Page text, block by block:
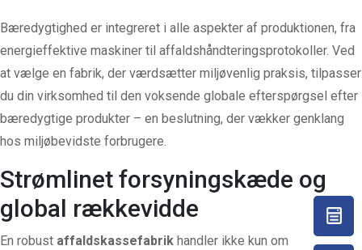
Bæredygtighed er integreret i alle aspekter af produktionen, fra
energieffektive maskiner til affaldshåndteringsprotokoller. Ved
at vælge en fabrik, der værdsætter miljøvenlig praksis, tilpasser
du din virksomhed til den voksende globale efterspørgsel efter
bæredygtige produkter – en beslutning, der vækker genklang
hos miljøbevidste forbrugere.
Strømlinet forsyningskæde og
global rækkevidde
En robust affaldskassefabrik handler ikke kun om